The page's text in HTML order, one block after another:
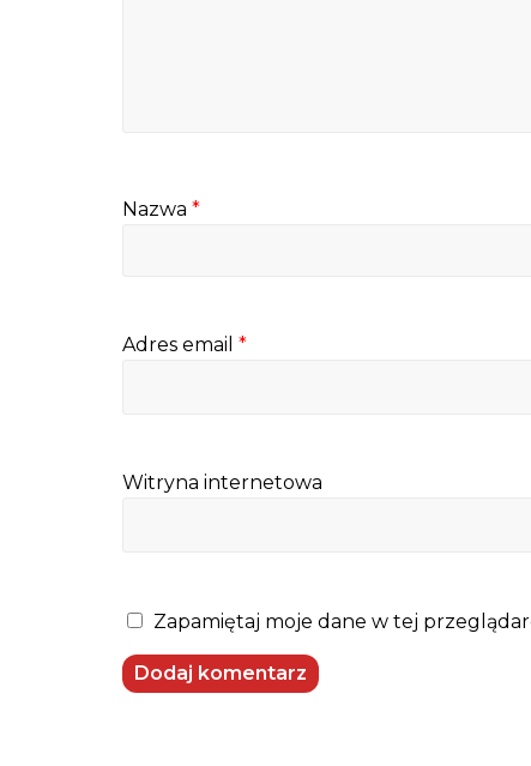
Nazwa *
Adres email *
Witryna internetowa
Zapamiętaj moje dane w tej